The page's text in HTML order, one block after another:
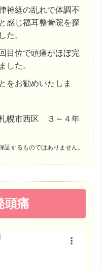
神経の乱れで体調不
感じ福耳整骨院を探
た。
目位で頭痛がほぼ完
した。
をお勧めいたしま
幌市西区 ３～４年
するものではありません。
頭痛